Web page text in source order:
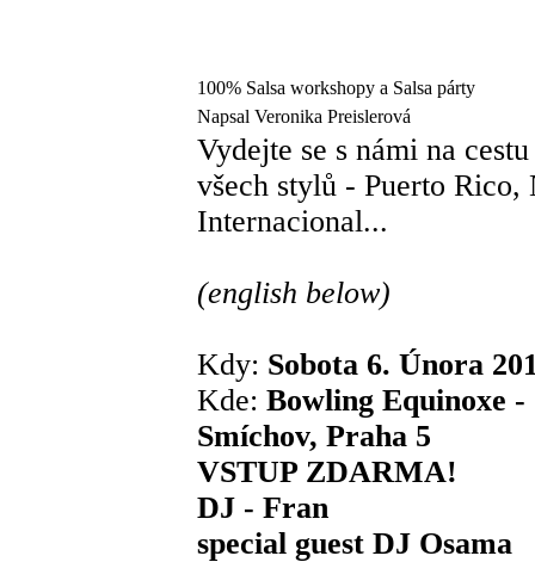
100% Salsa workshopy a Salsa párty
Napsal Veronika Preislerová
Vydejte se s námi na
všech stylů - Puerto
Internacional...
(english below)
Kdy: Sobota 6. Února
Kde: Bowling Equinoxe
Smíchov, Praha 5
VSTUP ZDARMA!
DJ - Fran
special guest DJ Osama